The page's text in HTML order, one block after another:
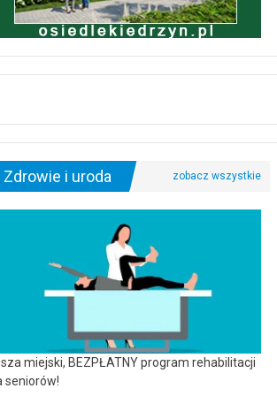
Zdrowie i uroda
miejski, BEZPŁATNY program rehabilitacji
seniorów!